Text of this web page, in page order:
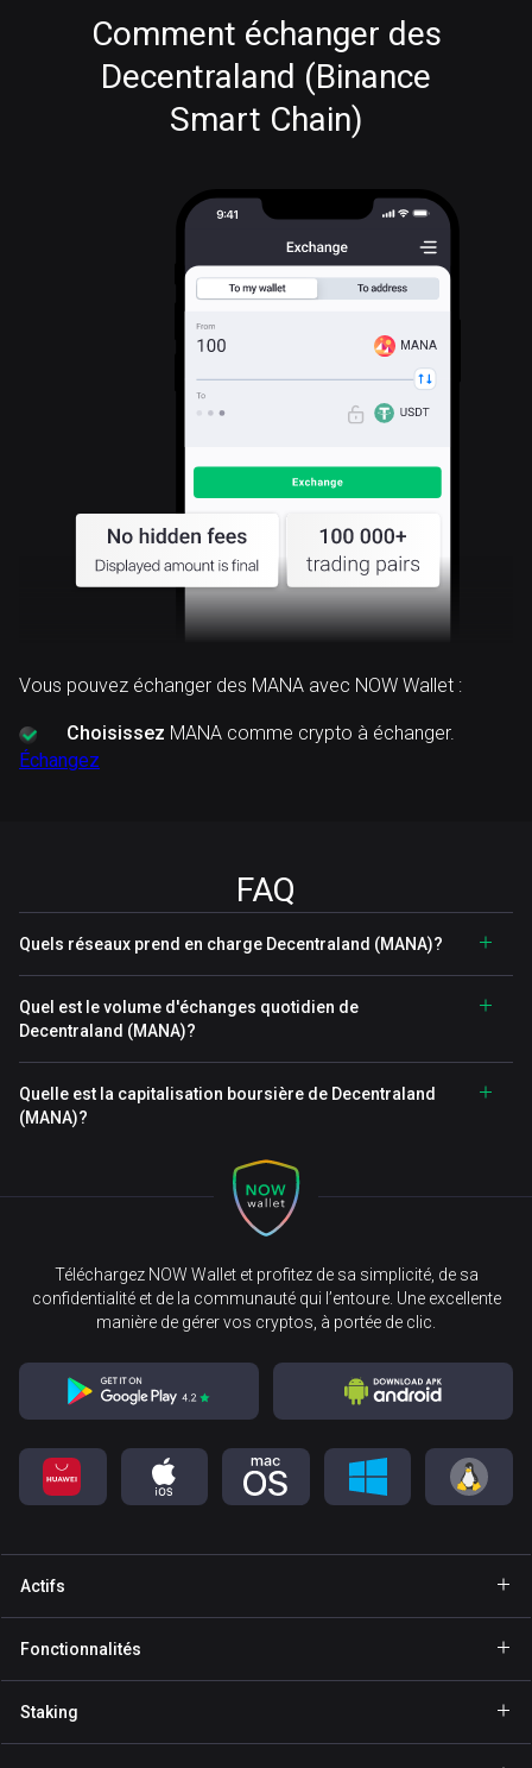
Comment échanger des
Decentraland (Binance
Smart Chain)
MANA
Vous pouvez échanger des MANA avec NOW Wallet :
Choisissez MANA comme crypto à échanger.
Échangez
FAQ
Quels réseaux prend en charge Decentraland (MANA)?
Quel est le volume d'échanges quotidien de
Decentraland (MANA)?
Quelle est la capitalisation boursière de Decentraland
(MANA)?
Téléchargez NOW Wallet et profitez de sa simplicité, de sa
confidentialité et de la communauté qui l’entoure. Une excellente
manière de gérer vos cryptos, à portée de clic.
Actifs
Portefeuille Binance Coin
Fonctionnalités
Staking